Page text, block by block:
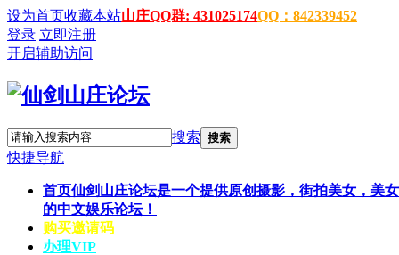
设为首页收藏本站山庄QQ群: 431025174QQ：842339452
登录 立即注册
开启辅助访问
搜索 搜索
快捷导航
首页仙剑山庄论坛是一个提供原创摄影，街拍美女，美
的中文娱乐论坛！
购买邀请码
办理VIP